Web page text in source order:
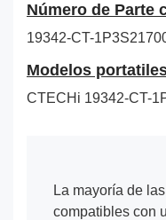
Número de Parte
19342-CT-
Modelos
CTECHi 19342-CT-
La mayoría de
compatibles con